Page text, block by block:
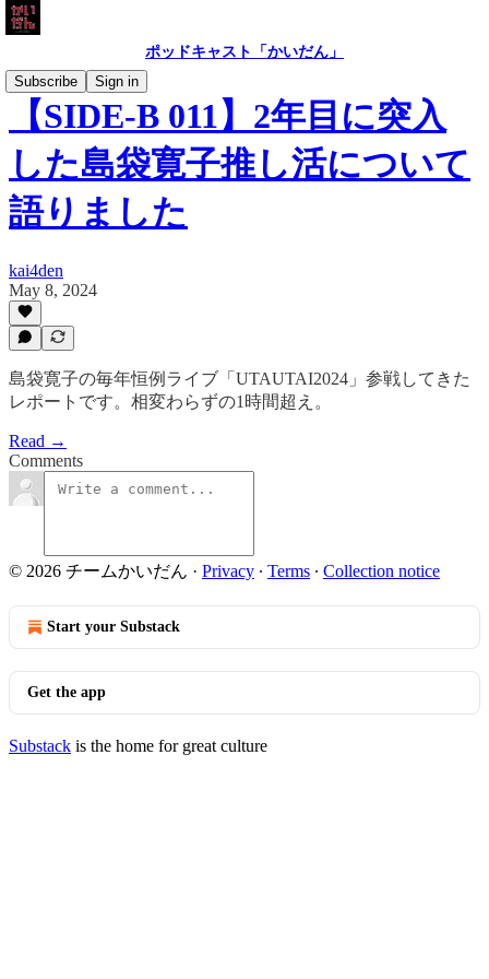
ポッドキャスト「かいだん」
Subscribe
Sign in
【SIDE-B 011】2年目に突入
した島袋寛子推し活について
語りました
kai4den
May 8, 2024
島袋寛子の毎年恒例ライブ「UTAUTAI2024」参戦してきた
レポートです。相変わらずの1時間超え。
Read →
Comments
© 2026 チームかいだん · Privacy ∙ Terms ∙ Collection notice
Start your Substack
Get the app
Substack is the home for great culture